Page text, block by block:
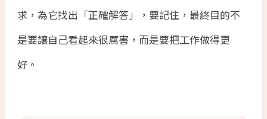
求，為它找出「正確解答」，要記住，最終目的不
是要讓自己看起來很厲害，而是要把工作做得更
好。